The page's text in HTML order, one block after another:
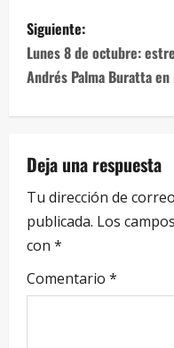
Siguiente:
Lunes 8 de octubre:
Andrés Palma Buratta
Deja una respuesta
Tu dirección de
publicada. Los
con *
Comentario *